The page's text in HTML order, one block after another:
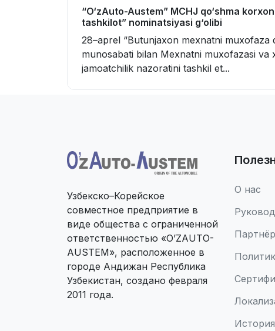
“O‘zAuto-Austem” MCHJ qo‘shma
tashkilot” nominatsiyasi g‘olibi
28–aprel “Butunjaxon mexnatni muxofaza
munosabati bilan Mexnatni muxofazasi va
jamoatchilik nazoratini tashkil et...
Узбекско–Корейское
совместное предприятие в
виде общества с ограниченной
ответственностью «O’ZAUTO-
AUSTEM», расположенное в
городе Андижан Республика
Узбекистан, создано февраля
2011 года.
О нас